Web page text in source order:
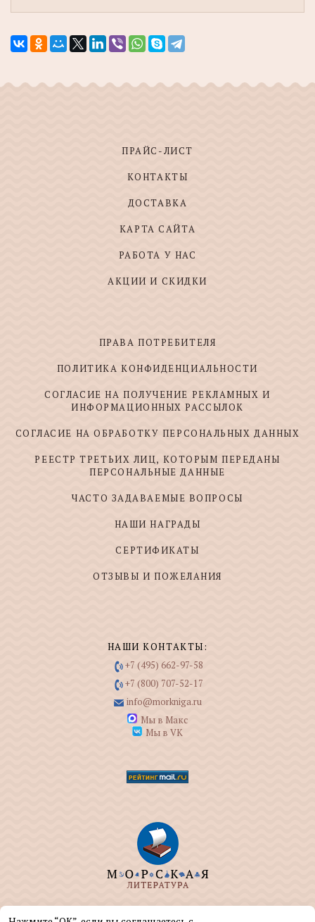
ПРАЙС-ЛИСТ
КОНТАКТЫ
ДОСТАВКА
КАРТА САЙТА
РАБОТА У НАС
АКЦИИ И СКИДКИ
ПРАВА ПОТРЕБИТЕЛЯ
ПОЛИТИКА КОНФИДЕНЦИАЛЬНОСТИ
СОГЛАСИЕ НА ПОЛУЧЕНИЕ РЕКЛАМНЫХ И
ИНФОРМАЦИОННЫХ РАССЫЛОК
СОГЛАСИЕ НА ОБРАБОТКУ ПЕРСОНАЛЬНЫХ ДАННЫХ
РЕЕСТР ТРЕТЬИХ ЛИЦ, КОТОРЫМ ПЕРЕДАНЫ
ПЕРСОНАЛЬНЫЕ ДАННЫЕ
ЧАСТО ЗАДАВАЕМЫЕ ВОПРОСЫ
НАШИ НАГРАДЫ
СЕРТИФИКАТЫ
ОТЗЫВЫ И ПОЖЕЛАНИЯ
НАШИ КОНТАКТЫ:
+7 (495) 662-97-58
+7 (800) 707-52-17
info@morkniga.ru
Мы в Макс
Мы в VK
ООО "МОРКНИГА" занимается изданием и